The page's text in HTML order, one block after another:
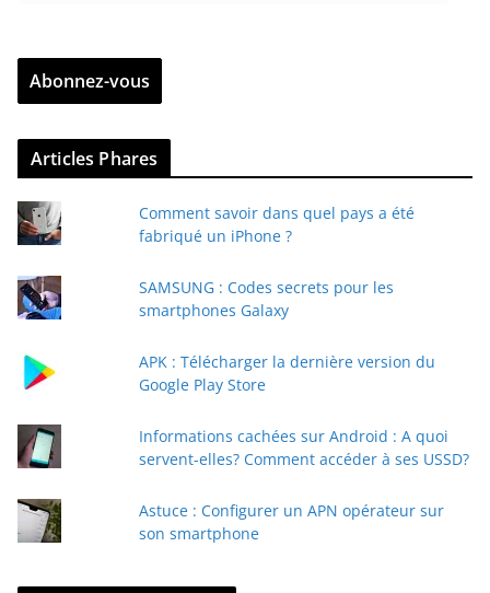
r
z
v
r
e
e
a
Abonnez-vous
Articles Phares
Comment savoir dans quel pays a été
fabriqué un iPhone ?
SAMSUNG : Codes secrets pour les
smartphones Galaxy
APK : Télécharger la dernière version du
Google Play Store
Informations cachées sur Android : A quoi
servent-elles? Comment accéder à ses USSD?
Astuce : Configurer un APN opérateur sur
son smartphone